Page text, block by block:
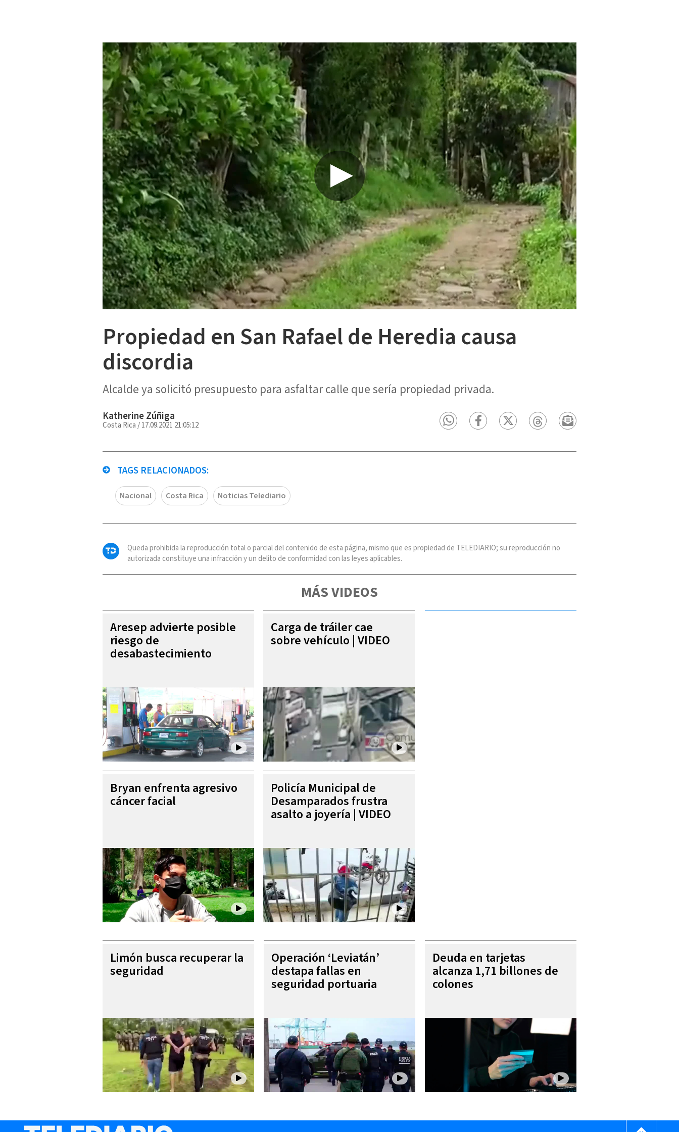
Propiedad en San Rafael de Heredia causa
discordia
Alcalde ya solicitó presupuesto para asfaltar calle que sería propiedad privada.
Katherine Zúñiga
Costa Rica /17.09.2021 21:05:12
TAGS RELACIONADOS:
Nacional Costa Rica Noticias Telediario
Queda prohibida la reproducción total o parcial del contenido de esta página, mismo que es propiedad de TELEDIARIO; su reproducción no
autorizada constituye una infracción y un delito de conformidad con las leyes aplicables.
MÁS VIDEOS
Aresep advierte posible
riesgo de
desabastecimiento
Carga de tráiler cae
sobre vehículo | VIDEO
Bryan enfrenta agresivo
cáncer facial
Policía Municipal de
Desamparados frustra
asalto a joyería | VIDEO
Limón busca recuperar la
seguridad
Operación ‘Leviatán’
destapa fallas en
seguridad portuaria
Deuda en tarjetas
alcanza 1,71 billones de
colones